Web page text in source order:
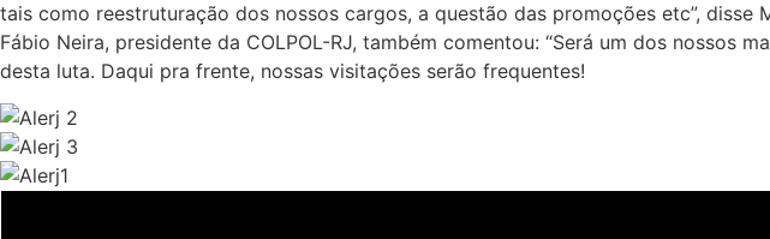
tais como reestruturação dos nossos cargos, a questão das promoções etc”, disse
Fábio Neira, presidente da COLPOL-RJ, também comentou: “Será um dos nossos
desta luta. Daqui pra frente, nossas visitações serão frequentes!